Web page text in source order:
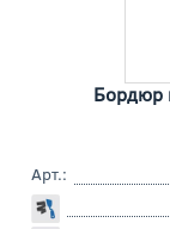
Бордюр
Арт.: